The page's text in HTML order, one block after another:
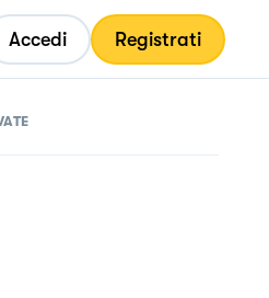
Accedi Registrati